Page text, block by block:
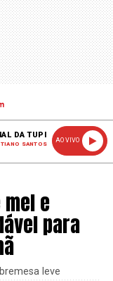
DA TUPI
SANTOS
AO VIVO
e
para
leve